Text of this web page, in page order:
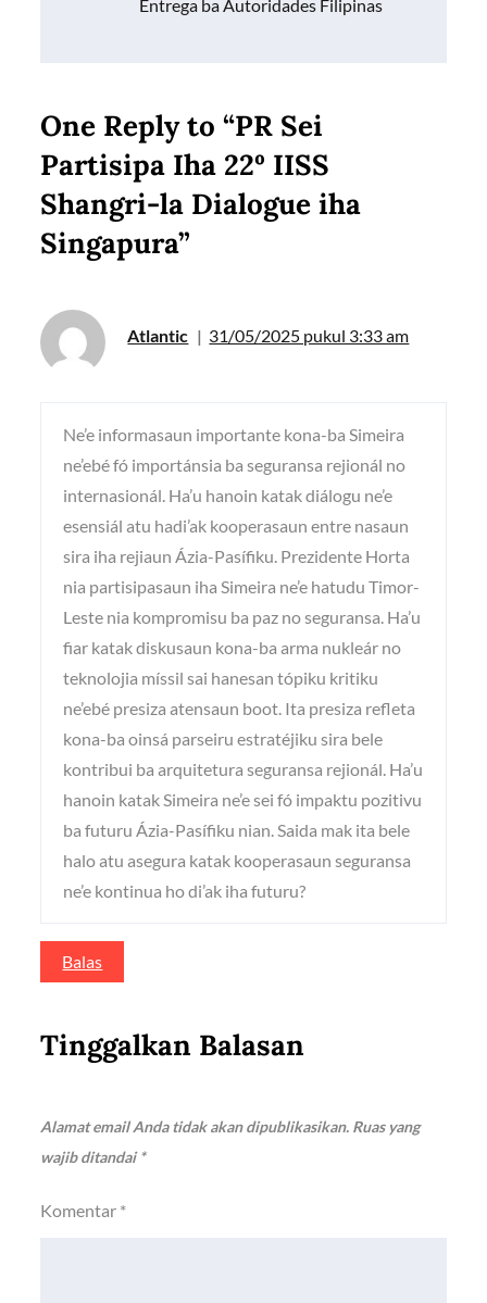
Entrega ba Autoridades Filipinas
One Reply to “PR Sei
Partisipa Iha 22º IISS
Shangri-la Dialogue iha
Singapura”
Atlantic 31/05/2025 pukul 3:33 am
Ne’e informasaun importante kona-ba Simeira
ne’ebé fó importánsia ba seguransa rejionál no
internasionál. Ha’u hanoin katak diálogu ne’e
esensiál atu hadi’ak kooperasaun entre nasaun
sira iha rejiaun Ázia-Pasífiku. Prezidente Horta
nia partisipasaun iha Simeira ne’e hatudu Timor-
Leste nia kompromisu ba paz no seguransa. Ha’u
fiar katak diskusaun kona-ba arma nukleár no
teknolojia míssil sai hanesan tópiku kritiku
ne’ebé presiza atensaun boot. Ita presiza refleta
kona-ba oinsá parseiru estratéjiku sira bele
kontribui ba arquitetura seguransa rejionál. Ha’u
hanoin katak Simeira ne’e sei fó impaktu pozitivu
ba futuru Ázia-Pasífiku nian. Saida mak ita bele
halo atu asegura katak kooperasaun seguransa
ne’e kontinua ho di’ak iha futuru?
Balas
Tinggalkan Balasan
Alamat email Anda tidak akan dipublikasikan. Ruas yang
wajib ditandai*
Komentar *